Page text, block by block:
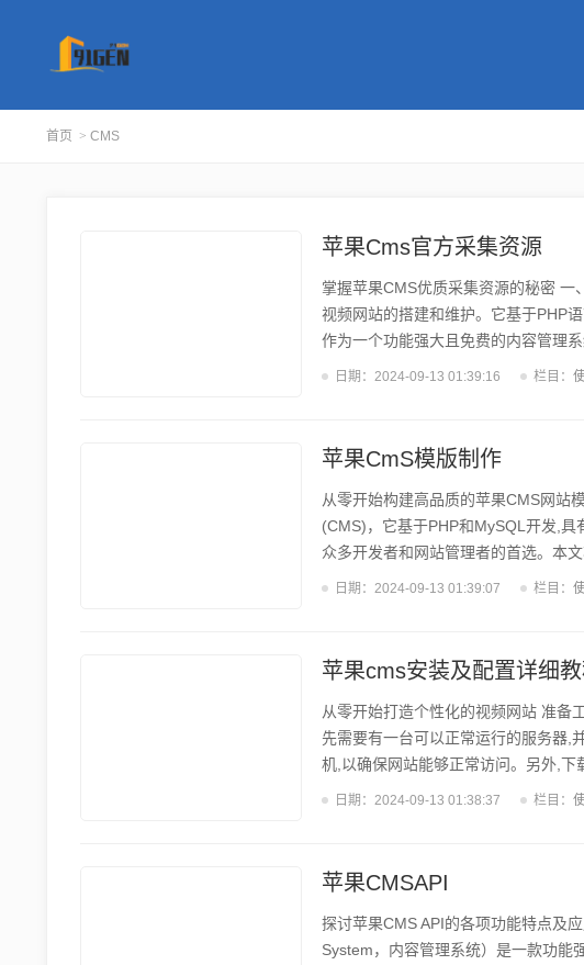
首页 > CMS
苹果Cms官方采集资源
掌握苹果CMS优质采集资源的秘密
视频网站的搭建和维护。它基于PHP
作为一个功能强大且免费的内容管理
苹果CMS官方资源库概览 苹果CMS
CMS官方插件库收录了大量优质的功...
日期： 2024-09-13 01:39:16 栏目：
苹果CmS模版制作
从零开始构建高品质的苹果CMS网站
(CMS)，它基于PHP和MySQL开发,
众多开发者和网站管理者的首选。本
二、准备工作 在正式开始制作模板之
源素材。 三、模板结构设计...
日期： 2024-09-13 01:39:07 栏目：
苹果cms安装及配置详细
从零开始打造个性化的视频网站 准备
先需要有一台可以正常运行的服务器,
机,以确保网站能够正常访问。另外,
CMS安装包之后,我们就可以开始安
进行一些初始化设置。首先需要登...
日期： 2024-09-13 01:38:37 栏目：
苹果CMSAPI
探讨苹果CMS API的各项功能特点及
System，内容管理系统）是一款功能